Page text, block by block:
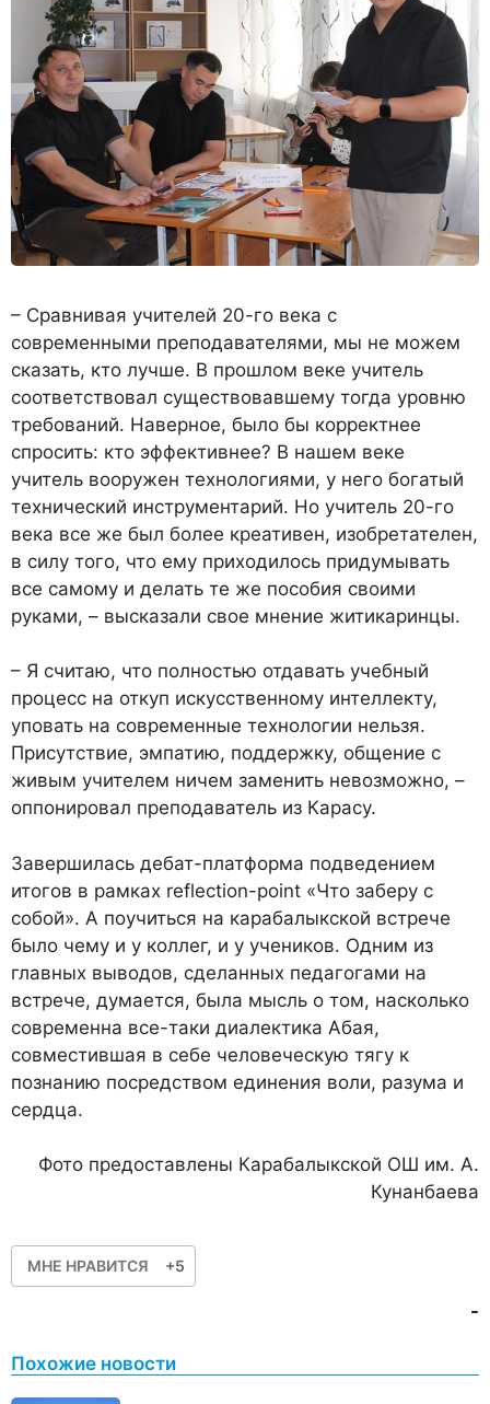
– Сравнивая учителей 20-го века с
современными преподавателями, мы не можем
сказать, кто лучше. В прошлом веке учитель
соответствовал существовавшему тогда уровню
требований. Наверное, было бы корректнее
спросить: кто эффективнее? В нашем веке
учитель вооружен технологиями, у него богатый
технический инструментарий. Но учитель 20-го
века все же был более креативен, изобретателен,
в силу того, что ему приходилось придумывать
все самому и делать те же пособия своими
руками, – высказали свое мнение житикаринцы.
– Я считаю, что полностью отдавать учебный
процесс на откуп искусственному интеллекту,
уповать на современные технологии нельзя.
Присутствие, эмпатию, поддержку, общение с
живым учителем ничем заменить невозможно, –
оппонировал преподаватель из Карасу.
Завершилась дебат-платформа подведением
итогов в рамках reflection-point «Что заберу с
собой». А поучиться на карабалыкской встрече
было чему и у коллег, и у учеников. Одним из
главных выводов, сделанных педагогами на
встрече, думается, была мысль о том, насколько
современна все-таки диалектика Абая,
совместившая в себе человеческую тягу к
познанию посредством единения воли, разума и
сердца.
Фото предоставлены Карабалыкской ОШ им. А.
Кунанбаева
МНЕ НРАВИТСЯ +5
-
Похожие новости